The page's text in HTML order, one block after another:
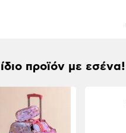
προϊόν με εσένα!